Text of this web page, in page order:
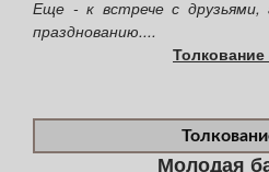
Еще - к встрече с друзьями,
празднованию....
Толкование
Молодая